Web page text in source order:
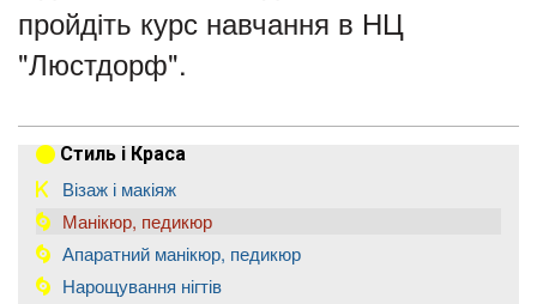
пройдіть курс навчання в НЦ
"Люстдорф".
Стиль і Краса
Візаж і макіяж
Манікюр, педикюр
Апаратний манікюр, педикюр
Нарощування нігтів